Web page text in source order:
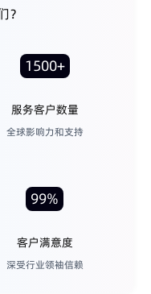
？
1500+
服务客户数量
全球影响力和支持
99%
客户满意度
深受行业领袖信赖